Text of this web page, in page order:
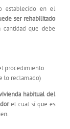
establecido en el
ser rehabilitado
que debe
procedimiento
lo reclamado)
habitual del
el cual sí que es